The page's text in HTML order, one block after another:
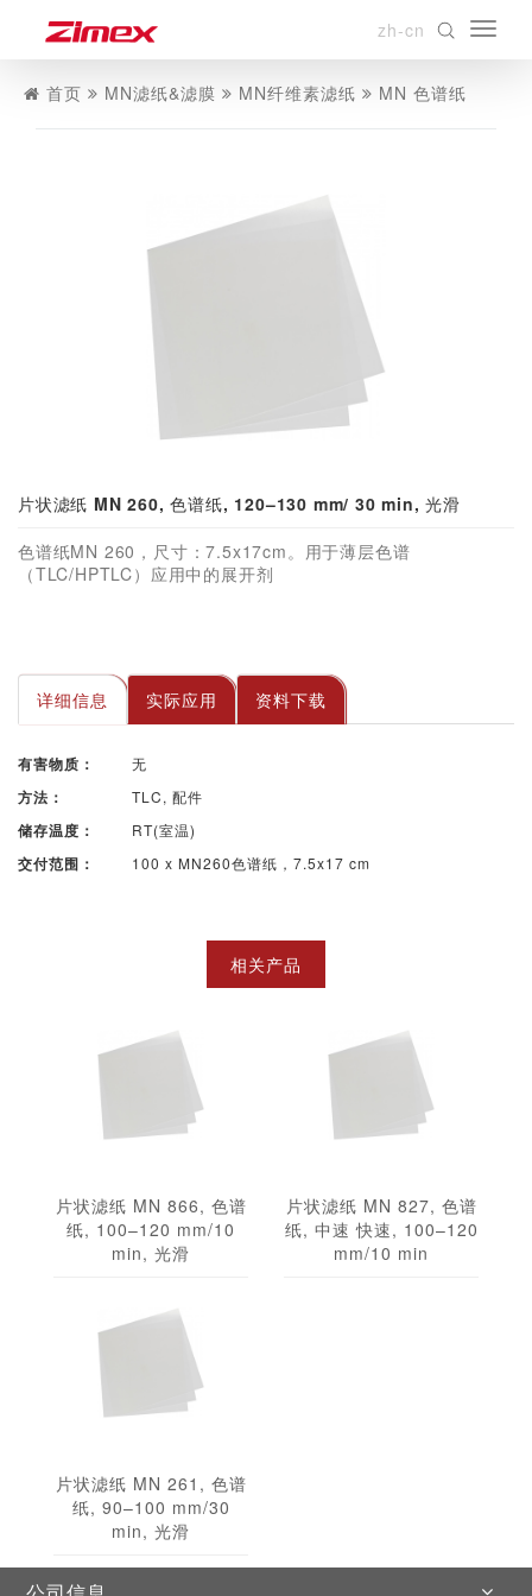
zh-cn
首页 MN滤纸&滤膜 MN纤维素滤纸 MN 色谱纸
片状滤纸 MN 260, 色谱纸, 120–130 mm/ 30 min, 光滑
色谱纸MN 260，尺寸：7.5x17cm。用于薄层色谱
（TLC/HPTLC）应用中的展开剂
详细信息 实际应用 资料下载
有害物质： 无
方法： TLC, 配件
储存温度： RT(室温)
交付范围： 100 x MN260色谱纸，7.5x17 cm
相关产品
片状滤纸 MN 866, 色谱
纸, 100–120 mm/10
min, 光滑
片状滤纸 MN 827, 色谱
纸, 中速 快速, 100–120
mm/10 min
片状滤纸 MN 261, 色谱
纸, 90–100 mm/30
min, 光滑